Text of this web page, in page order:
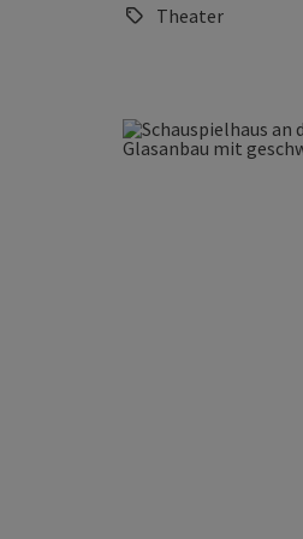
Theater